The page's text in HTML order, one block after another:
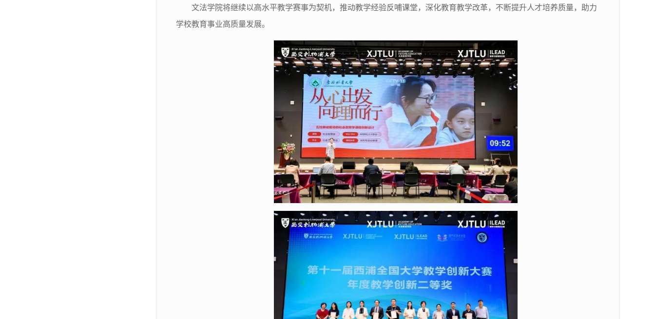
文法学院将继续以高水平教学赛事为契机，推动教学经验反哺课堂，深化教育教学改革，不断提升人才培养质量，助力
学校教育事业高质量发展。